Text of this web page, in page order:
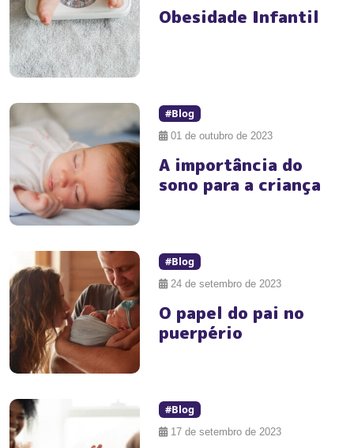
Obesidade Infantil
#Blog
01 de outubro de 2023
A importância do
sono para a criança
#Blog
24 de setembro de 2023
O papel do pai no
puerpério
#Blog
17 de setembro de 2023